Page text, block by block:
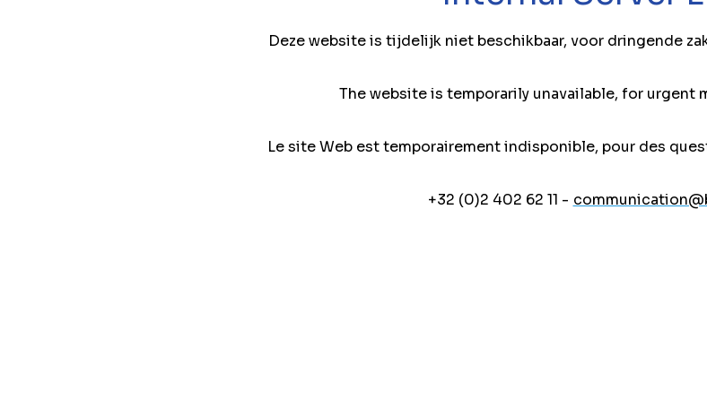
Deze website is tijdelijk niet beschikbaar, voor dringende
The website is temporarily unavailable, for urgent
Le site Web est temporairement indisponible, pour des
+32 (0)2 402 62 11 -